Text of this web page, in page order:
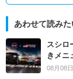
あわせて読み
スシロ
きメニ
08月08